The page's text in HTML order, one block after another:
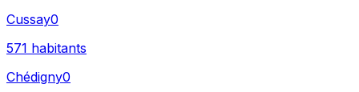
Cussay0
571 habitants
Chédigny0